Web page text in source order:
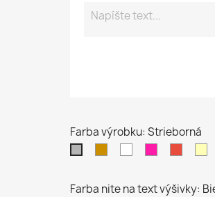
Farba výrobku: Strieborná
Farba nite na text výšivky: